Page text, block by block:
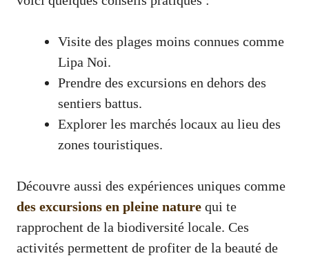
Visite des plages moins connues comme
Lipa Noi.
Prendre des excursions en dehors des
sentiers battus.
Explorer les marchés locaux au lieu des
zones touristiques.
Découvre aussi des expériences uniques comme
des excursions en pleine nature qui te
rapprochent de la biodiversité locale. Ces
activités permettent de profiter de la beauté de